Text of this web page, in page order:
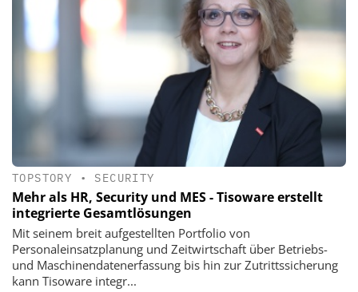
TOPSTORY • SECURITY
Mehr als HR, Security und MES - Tisoware erstellt
integrierte Gesamtlösungen
Mit seinem breit aufgestellten Portfolio von
Personaleinsatzplanung und Zeitwirtschaft über Betriebs-
und Maschinendatenerfassung bis hin zur Zutrittssicherung
kann Tisoware integr...